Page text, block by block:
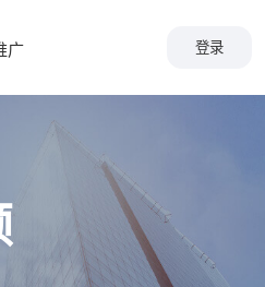
广 登录